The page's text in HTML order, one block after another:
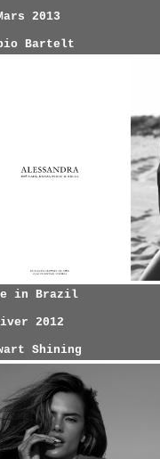
2013
Bartelt
in Brazil
2012
Shining